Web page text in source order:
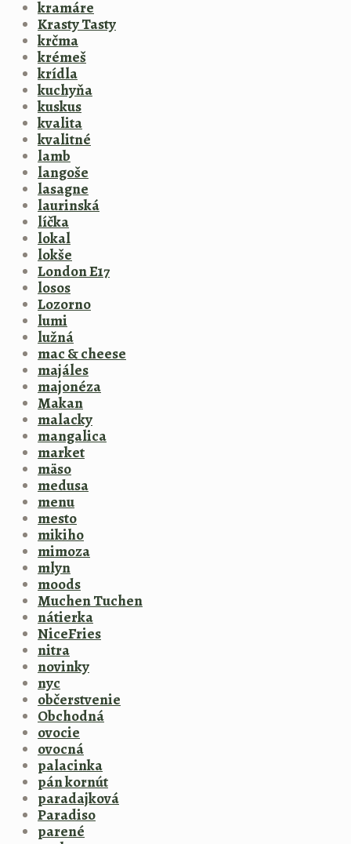
kramáre
Krasty Tasty
krčma
krémeš
krídla
kuchyňa
kuskus
kvalita
kvalitné
lamb
langoše
lasagne
laurinská
líčka
lokal
lokše
London E17
losos
Lozorno
lumi
lužná
mac & cheese
majáles
majonéza
Makan
malacky
mangalica
market
mäso
medusa
menu
mesto
mikiho
mimoza
mlyn
moods
Muchen Tuchen
nátierka
NiceFries
nitra
novinky
nyc
občerstvenie
Obchodná
ovocie
ovocná
palacinka
pán kornút
paradajková
Paradiso
parené